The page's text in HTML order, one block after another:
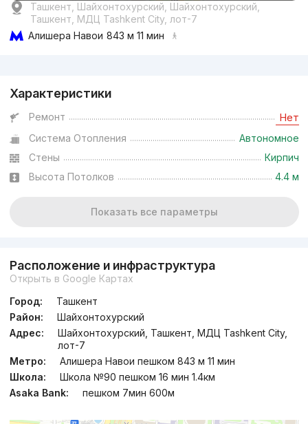
от23.6 млн сум
Сдан,Rieltor16
3к квартира, 72 м²
+998 (93) 570...
Ташкент, Шайхонтохурский, Шайхонтохурский,
Ташкент, МДЦ Tashkent City, лот-7
Алишера Навои 843 м 11 мин
Характеристики
Ремонт Нет
Система Отопления
Автономное
Стены
Кирпич
Высота Потолков
4.4 м
Показать все параметры
Расположение и инфраструктура
Открыть в Google Картах
Город:
Ташкент
Район:
Шайхонтохурский
Адрес:
Шайхонтохурский, Ташкент, МДЦ Tashkent City,
лот-7
Метро:
Алишера Навои пешком 843 м 11 мин
Школа:
Школа №90 пешком 16 мин 1.4км
Asaka Bank:
пешком 7мин 600м